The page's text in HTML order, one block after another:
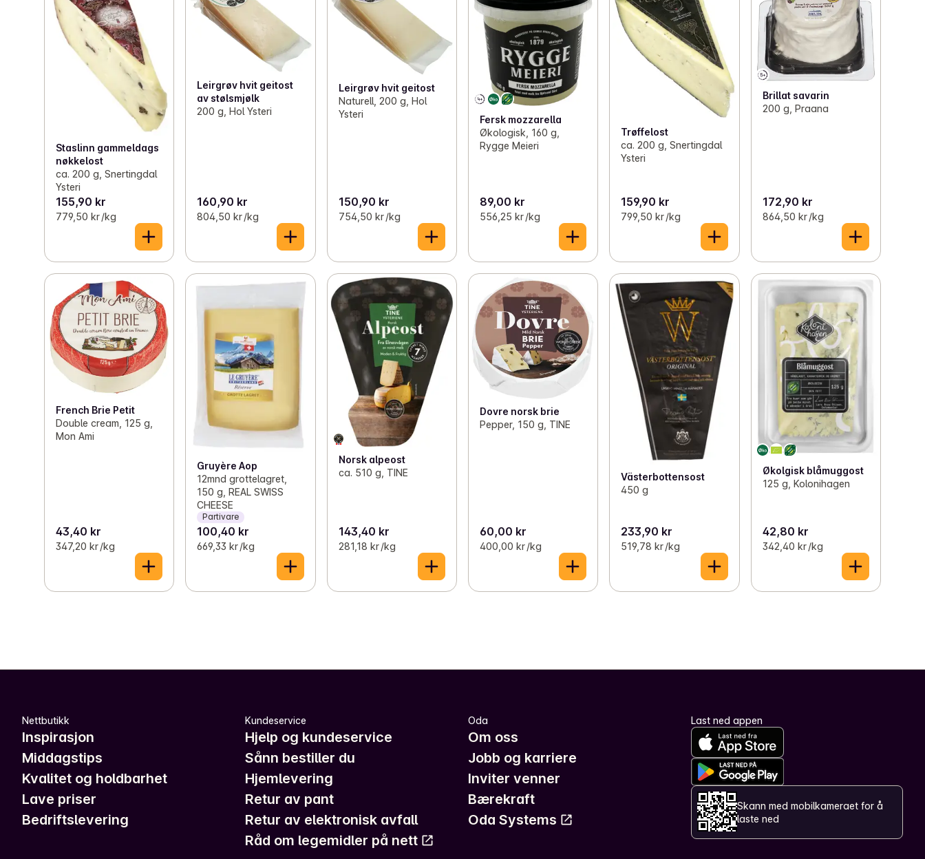
Staslinn gammeldags
nøkkelost
ca. 200 g, Snertingdal
Ysteri
155,90 kr
779,50 kr /kg
Leirgrøv hvit geitost
av stølsmjølk
200 g, Hol Ysteri
160,90 kr
804,50 kr /kg
Leirgrøv hvit geitost
Naturell, 200 g, Hol
Ysteri
150,90 kr
754,50 kr /kg
Fersk mozzarella
Økologisk, 160 g,
Rygge Meieri
89,00 kr
556,25 kr /kg
Trøffelost
ca. 200 g, Snertingdal
Ysteri
159,90 kr
799,50 kr /kg
Brillat savarin
200 g, Praana
172,90 kr
864,50 kr /kg
French Brie Petit
Double cream, 125 g,
Mon Ami
43,40 kr
347,20 kr /kg
Gruyère Aop
12mnd grottelagret,
150 g, REAL SWISS
CHEESE
Partivare
100,40 kr
669,33 kr /kg
Norsk alpeost
ca. 510 g, TINE
143,40 kr
281,18 kr /kg
Dovre norsk brie
Pepper, 150 g, TINE
60,00 kr
400,00 kr /kg
Västerbottensost
450 g
233,90 kr
519,78 kr /kg
Økolgisk blåmuggost
125 g, Kolonihagen
42,80 kr
342,40 kr /kg
Nettbutikk
Inspirasjon
Middagstips
Kvalitet og holdbarhet
Lave priser
Bedriftslevering
Kundeservice
Hjelp og kundeservice
Sånn bestiller du
Hjemlevering
Retur av pant
Retur av elektronisk avfall
Råd om legemidler på nett
Oda
Om oss
Jobb og karriere
Inviter venner
Bærekraft
Oda Systems
Last ned appen
Skann med mobilkameraet for å
laste ned